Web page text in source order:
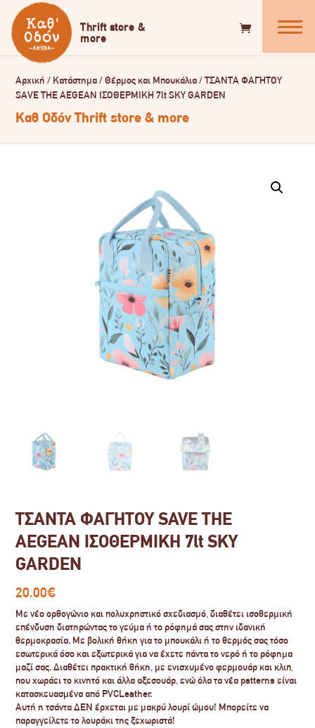
Αρχική / Κατάστημα/Θέρμος και Μπουκάλια/ΤΣΑΝΤΑ ΦΑΓΗΤΟΥ
SAVE THE AEGEAN ΙΣΟΘΕΡΜΙΚΗ 7lt SKY GARDEN
Καθ Οδόν Thrift store & more
ΤΣΑΝΤΑ ΦΑΓΗΤΟΥ SAVE THE
AEGEAN ΙΣΟΘΕΡΜΙΚΗ 7lt SKY
GARDEN
20.00€
Με νέο ορθογώνιο και πολυχρηστικό σχεδιασμό, διαθέτει ισοθερμική
επένδυση διατηρώντας το γεύμα ή το ρόφημά σας στην ιδανική
θερμοκρασία. Με βολική θήκη για το μπουκάλι ή το θερμός σας τόσο
εσωτερικά όσο και εξωτερικά για να έχετε πάντα το νερό ή το ρόφημα
μαζί σας. Διαθέτει πρακτική θήκη, με ενισχυμένο φερμουάρ και κλιπ,
που χωράει το κινητό και άλλα αξεσουάρ, ενώ όλα τα νέα patterns είναι
κατασκευασμένα από PVCLeather.
Αυτή η τσάντα ΔΕΝ έρχεται με μακρύ λουρί ώμου! Μπορείτε να
παραγγείλετε το λουράκι της ξεχωριστά!